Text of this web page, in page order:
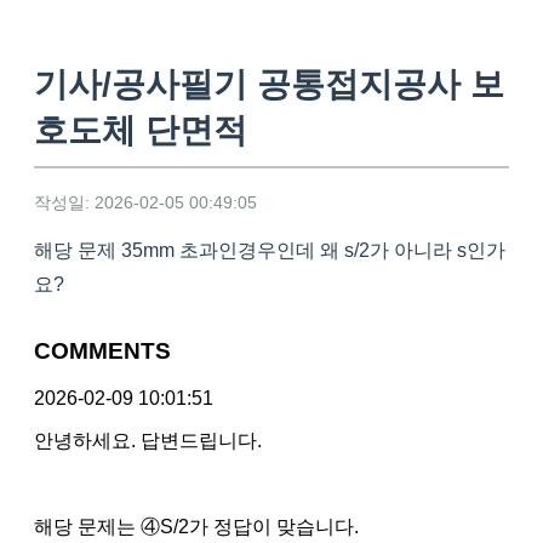
기사/공사필기 공통접지공사 보
호도체 단면적
작성일: 2026-02-05 00:49:05
해당 문제 35mm 초과인경우인데 왜 s/2가 아니라 s인가
요?
COMMENTS
2026-02-09 10:01:51
안녕하세요. 답변드립니다.
해당 문제는 ④S/2가 정답이 맞습니다.